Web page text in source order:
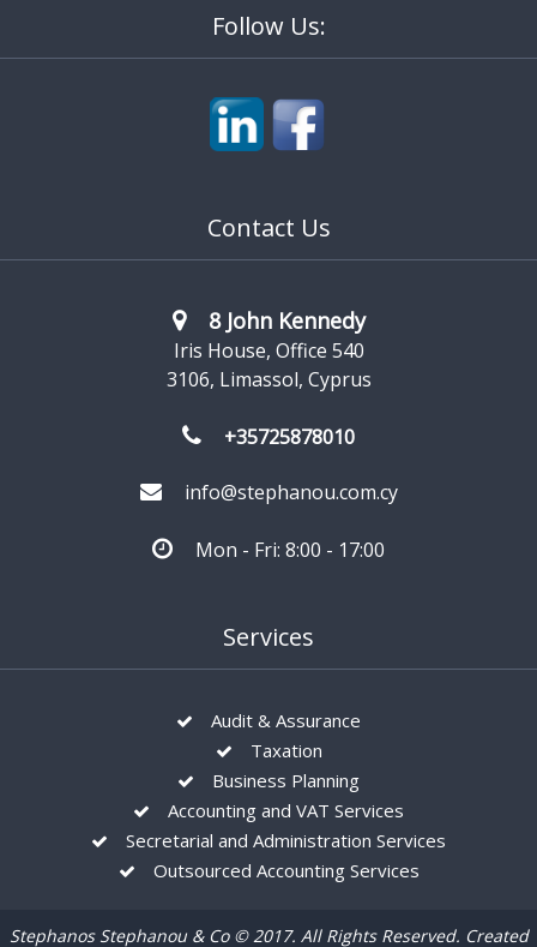
Follow Us:
Contact Us
8 John Kennedy
Iris House, Office 540
3106, Limassol, Cyprus
+35725878010
info@stephanou.com.cy
Mon - Fri: 8:00 - 17:00
Services
Audit & Assurance
Taxation
Business Planning
Accounting and VAT Services
Secretarial and Administration Services
Outsourced Accounting Services
Stephanos Stephanou & Co © 2017. All Rights Reserved. Created